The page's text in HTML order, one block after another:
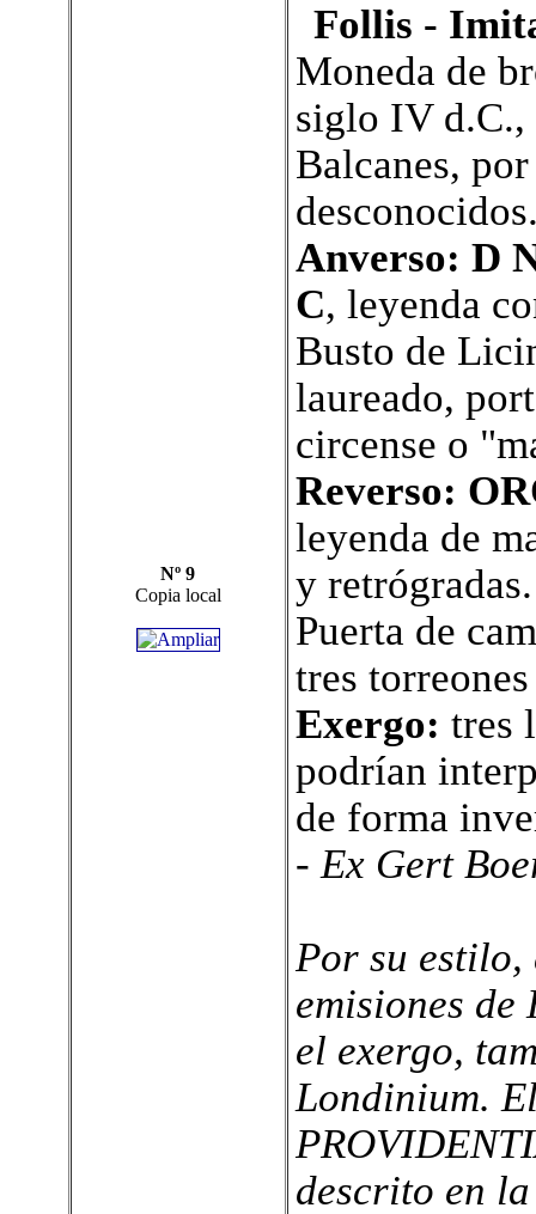
Nº 9
Copia local
Follis -
Moneda de
siglo IV d.C.,
Balcanes,
Anverso: D
C, leyenda
Busto de
laureado,
circense o
Reverso:
leyenda de
y retrógradas.
Puerta de
tres
Exergo: tres
podrían
de forma
- Ex Gert
Por su estilo,
emisiones de
el exergo,
Londinium.
descrito en